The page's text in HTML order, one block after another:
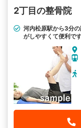
2丁目の整骨院
河内松原駅から3分
がしやすくて便利です